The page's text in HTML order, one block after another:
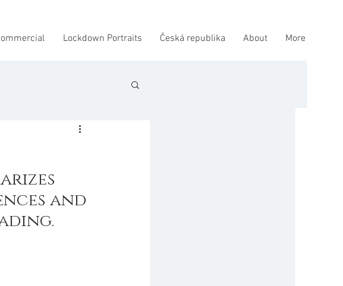
Lockdown Portraits Česká republika About More
and